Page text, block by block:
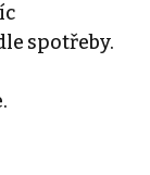
spotřeby.